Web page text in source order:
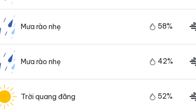
Mưa rào nhẹ 58%
Mưa rào nhẹ 42%
Trời quang đãng 52%